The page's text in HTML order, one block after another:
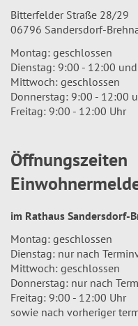
Bitterfelder Straße 28/29
06796 Sandersdorf-
Montag: geschlossen
Dienstag: 9:00 - 12:00
Mittwoch: geschlossen
Donnerstag: 9:00 - 12:00
Freitag: 9:00 - 12:00 Uhr
Öffnungszeiten
im Rathaus Sandersdorf-
Montag: geschlossen
Dienstag: nur nach
Mittwoch: geschlossen
Donnerstag: nur nach
Freitag: 9:00 - 12:00 Uhr
sowie nach vorheriger